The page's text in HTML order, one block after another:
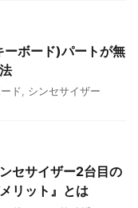
ーボード)パートが無
ド シンセサイザー
セサイザー2台目の
リット』とは